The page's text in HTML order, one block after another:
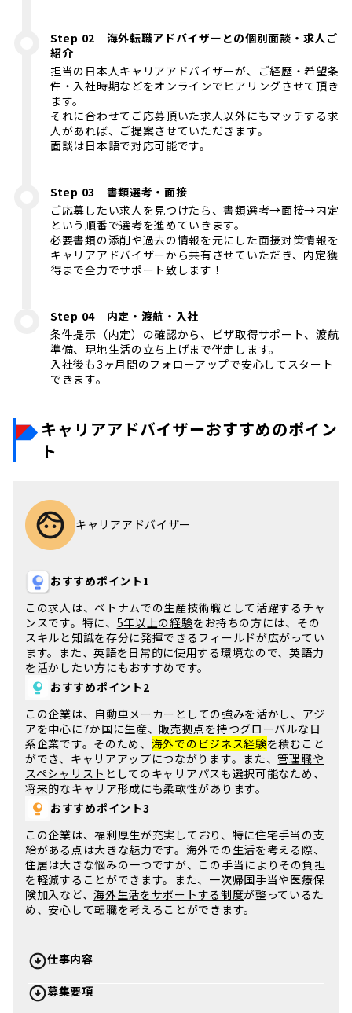
Step 02｜海外転職アドバイザーとの個別面談・求人ご
紹介
担当の日本人キャリアアドバイザーが、ご経歴・希望条
件・入社時期などをオンラインでヒアリングさせて頂き
ます。
それに合わせてご応募頂いた求人以外にもマッチする求
人があれば、ご提案させていただきます。
面談は日本語で対応可能です。
Step 03｜書類選考・面接
ご応募したい求人を見つけたら、書類選考→面接→内定
という順番で選考を進めていきます。
必要書類の添削や過去の情報を元にした面接対策情報を
キャリアアドバイザーから共有させていただき、内定獲
得まで全力でサポート致します！
Step 04｜内定・渡航・入社
条件提示（内定）の確認から、ビザ取得サポート、渡航
準備、現地生活の立ち上げまで伴走します。
入社後も3ヶ月間のフォローアップで安心してスタート
できます。
キャリアアドバイザーおすすめのポイン
ト
キャリアアドバイザー
おすすめポイント1
この求人は、 ベトナムでの生産技術職として活躍するチャ
ンスです。特に、 5年以上の経験をお持ちの方には、その
スキルと知識を存分に発揮できるフィールドが広がってい
ます。また、英語を日常的に使用する環境なので、英語力
を活かしたい方にもおすすめです。
おすすめポイント2
この企業は、 自動車メーカー としての強みを活かし、アジ
アを中心に7か国に生産、販売拠点を持つグローバルな日
系企業です。そのため、 海外でのビジネス経験を積むこと
ができ、キャリアアップにつながります。また、管理職や
スペシャリスト としてのキャリアパスも選択可能なため、
将来的なキャリア形成にも柔軟性があります。
おすすめポイント3
この企業は、福利厚生が充実 しており、特に住宅手当の支
給がある点は大きな魅力です。海外での生活を考える際、
住居は大きな悩みの一つですが、この手当によりその負担
を軽減することができます。また、一次帰国手当や医療保
険加入など、海外生活をサポートする制度が整っているた
め、安心して転職を考えることができます。
仕事内容
募集要項